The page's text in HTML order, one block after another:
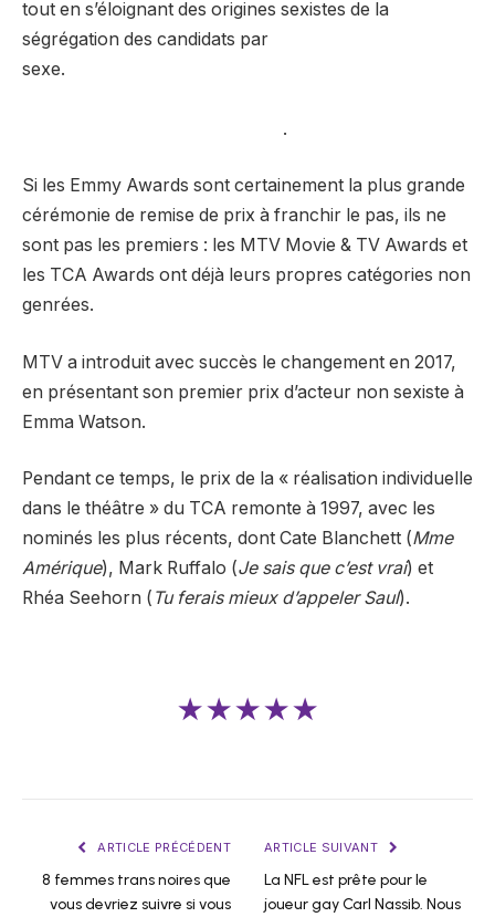
tout en s’éloignant des origines sexistes de la
ségrégation des candidats par
sexe.
.
Si les Emmy Awards sont certainement la plus grande
cérémonie de remise de prix à franchir le pas, ils ne
sont pas les premiers : les MTV Movie & TV Awards et
les TCA Awards ont déjà leurs propres catégories non
genrées.
MTV a introduit avec succès le changement en 2017,
en présentant son premier prix d’acteur non sexiste à
Emma Watson.
Pendant ce temps, le prix de la « réalisation individuelle
dans le théâtre » du TCA remonte à 1997, avec les
nominés les plus récents, dont Cate Blanchett (Mme
Amérique), Mark Ruffalo (Je sais que c’est vrai) et
Rhéa Seehorn ( Tu ferais mieux d’appeler Saul).
★★★★★
ARTICLE PRÉCÉDENT
8 femmes trans noires que
vous devriez suivre si vous
ARTICLE SUIVANT
La NFL est prête pour le
joueur gay Carl Nassib. Nous